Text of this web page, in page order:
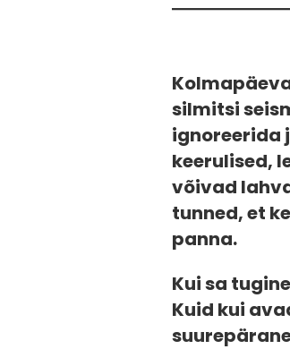
silmitsi
ignoreerida
keerulised,
võivad
tunned, et
panna.
Kui sa
Kuid kui